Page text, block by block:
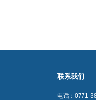
联系我们
电话：0771-